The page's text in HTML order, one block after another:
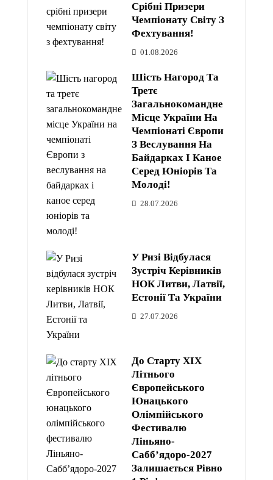
Срібні Призери
Чемпіонату Світу З
Фехтування!
01.08.2026
Шість Нагород Та
Третє
Загальнокомандне
Місце України На
Чемпіонаті Європи
З Веслування На
Байдарках І Каное
Серед Юніорів Та
Молоді!
28.07.2026
У Ризі Відбулася
Зустріч Керівників
НОК Литви, Латвії,
Естонії Та України
27.07.2026
До Старту XIX
Літнього
Європейського
Юнацького
Олімпійського
Фестивалю
Ліньяно-
Сабб’ядоро-2027
Залишається Рівно